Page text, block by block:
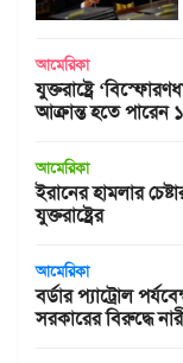
আমেরিকা
যুক্তরাষ্ট্রে
আক্রান্ত হতে পারেন
আমেরিকা
ইরানের হামলার
যুক্তরাষ্ট্রের
আমেরিকা
বর্ডার প্যাট্রোল
সরকারের বিরুদ্ধে